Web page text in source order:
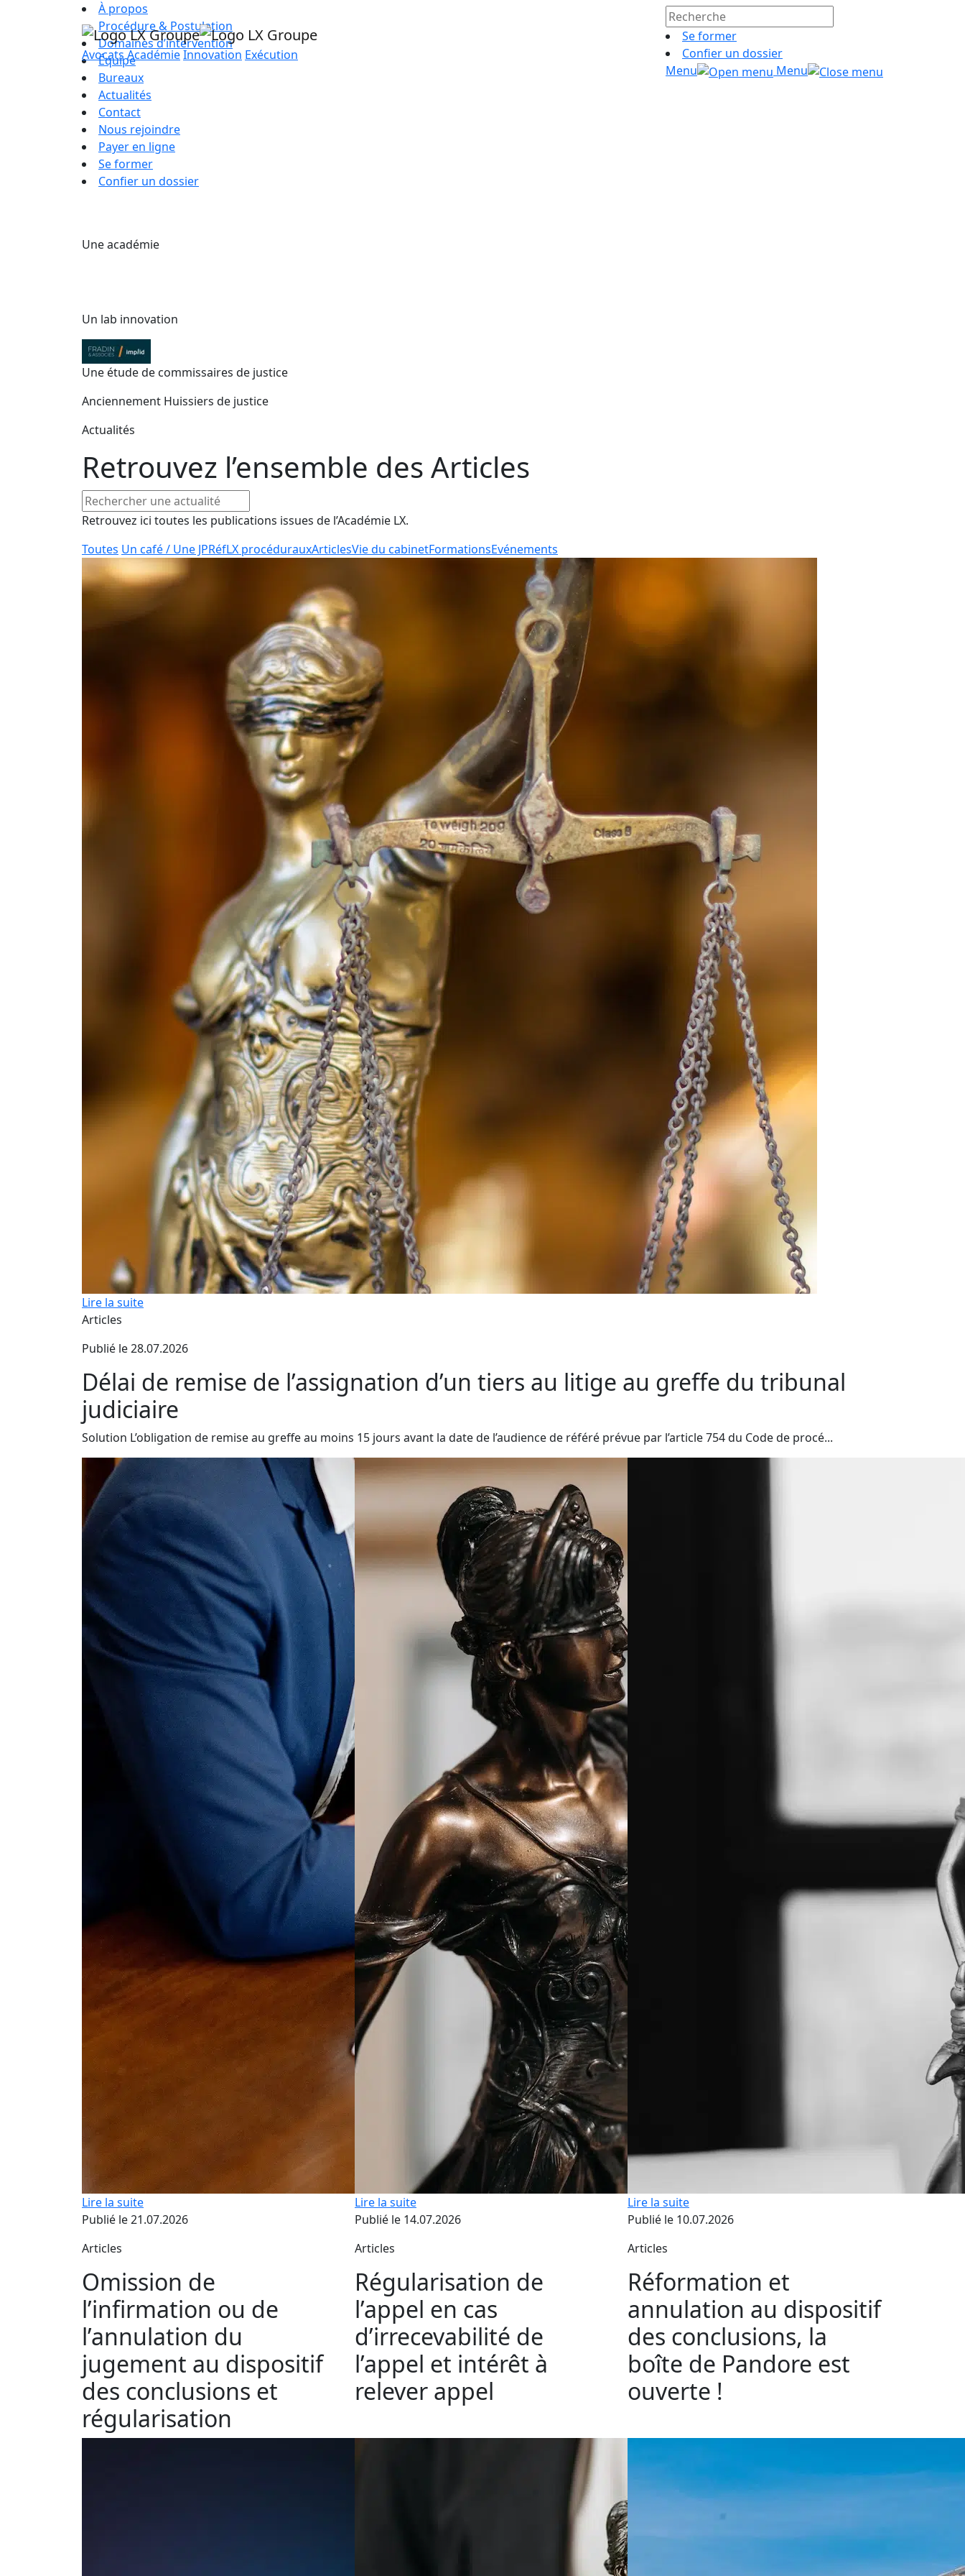
AvocatsAcadémieInnovation Exécution
Se former
Confier un dossier
Menu
Menu
À propos
Procédure & Postulation
Domaines d’intervention
Équipe
Bureaux
Actualités
Contact
Nous rejoindre
Payer en ligne
Se former
Confier un dossier
Une académie
Un lab innovation
Une étude de commissaires de justice
Anciennement Huissiers de justice
Actualités
Retrouvez l’ensemble des Articles
Retrouvez ici toutes les publications issues de l’Académie LX.
Toutes Un café / Une JPRéfLX procédurauxArticlesVie du cabinetFormationsEvénements
Lire la suite
Articles
Publié le 28.07.2026
Délai de remise de l’assignation d’un tiers au litige au greffe du tribunal
judiciaire
Solution L’obligation de remise au greffe au moins 15 jours avant la date de l’audience de référé prévue par l’article 754 du Code de procé...
Lire la suite
Publié le 21.07.2026
Articles
Omission de
l’infirmation ou de
l’annulation du
jugement au dispositif
des conclusions et
régularisation
Lire la suite
Publié le 14.07.2026
Articles
Régularisation de
l’appel en cas
d’irrecevabilité de
l’appel et intérêt à
relever appel
Lire la suite
Publié le 10.07.2026
Articles
Réformation et
annulation au dispositif
des conclusions, la
boîte de Pandore est
ouverte !